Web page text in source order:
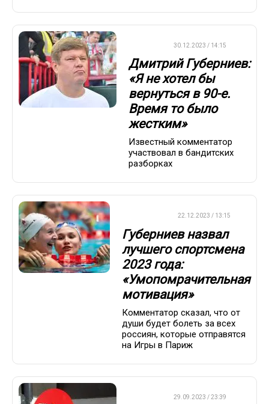
30.12.2023 / 14:15
Дмитрий Губерниев:
«Я не хотел бы
вернуться в 90-е.
Время то было
жестким»
Известный комментатор
участвовал в бандитских
разборках
22.12.2023 / 13:15
Губерниев назвал
лучшего спортсмена
2023 года:
«Умопомрачительная
мотивация»
Комментатор сказал, что от
души будет болеть за всех
россиян, которые отправятся
на Игры в Париж
29.09.2023 / 23:39